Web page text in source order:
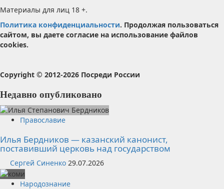
Материалы для лиц 18 +.
Политика конфиденциальности. Продолжая пользоваться
сайтом, вы даете согласие на использование файлов
cookies.
Copyright © 2012-2026 Посреди России
Недавно опубликовано
Православие
Илья Бердников — казанский канонист,
поставивший церковь над государством
Сергей Синенко 29.07.2026
Народознание